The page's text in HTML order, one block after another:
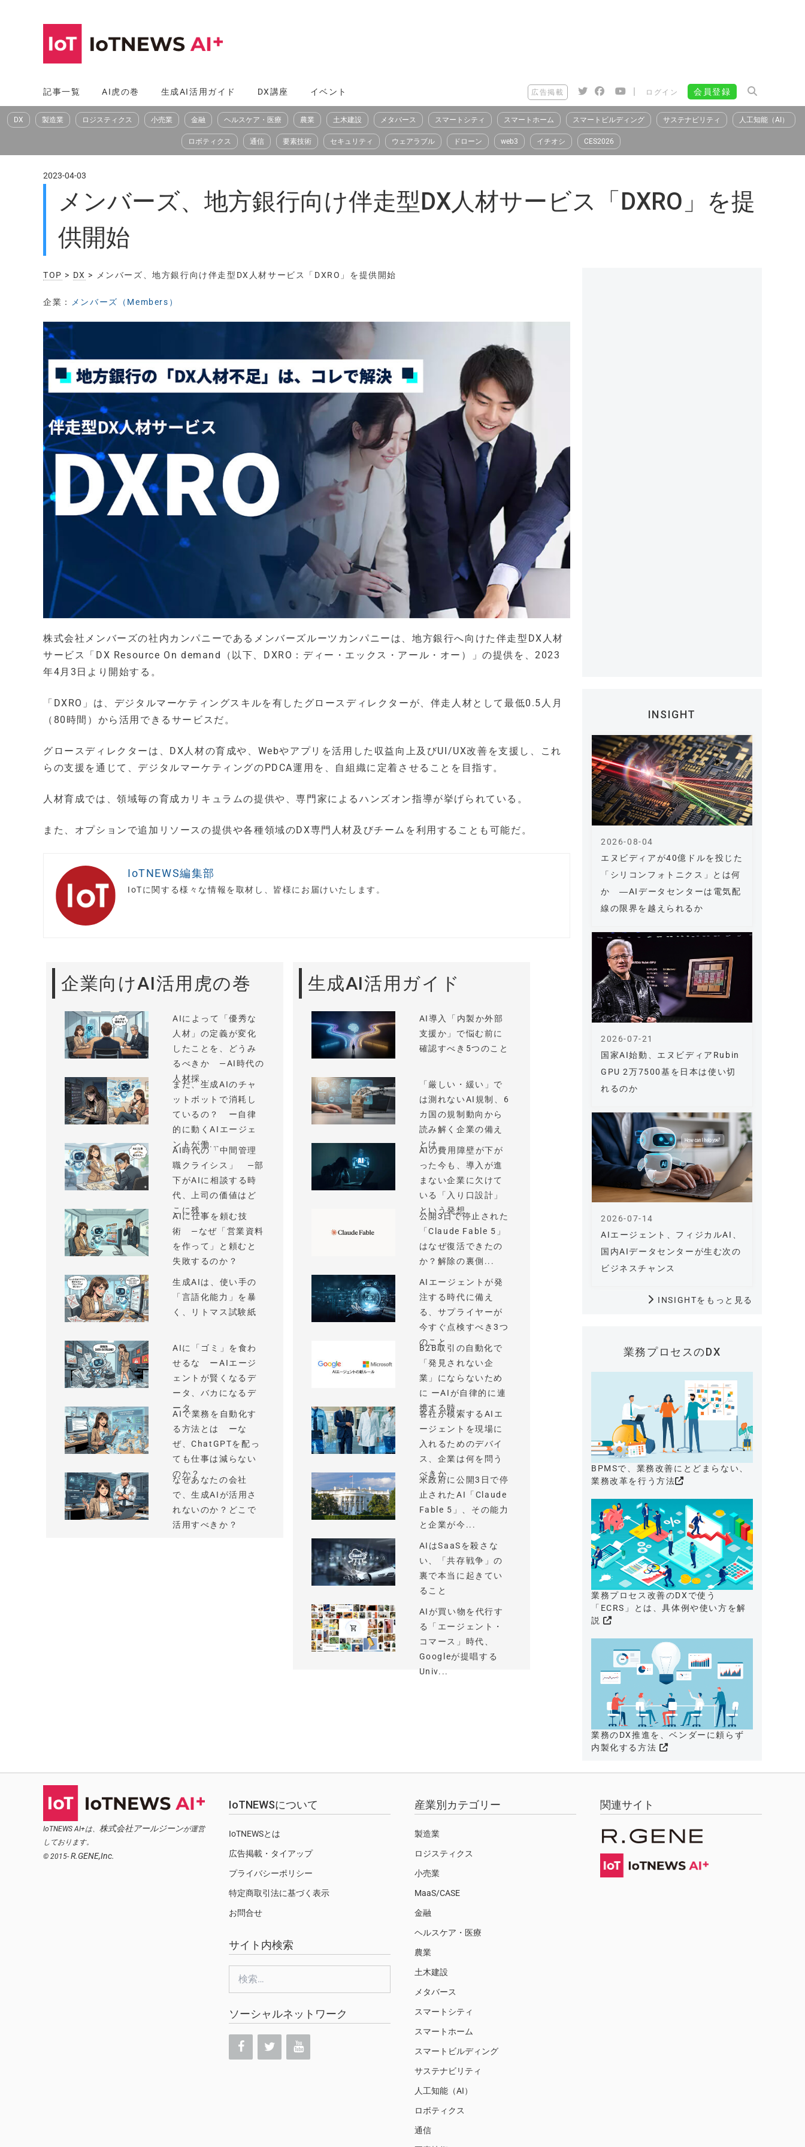
へ
ス
記事一覧 AI虎の巻 生成AI活用ガイド DX講座 イベント 広告掲載 | ログイン 会員登録
DX 製造業 ロジスティクス 小売業 金融 ヘルスケア・医療 農業 土木建設 メタバース スマートシティ スマートホーム スマートビルディング サステナビリティ 人工知能（AI）
ロボティクス 通信 要素技術 セキュリティ ウェアラブル ドローン web3 イチオシ CES2026
2023-04-03
メンバーズ、地方銀行向け伴走型DX人材サービス「DXRO」を提
供開始
TOP > DX > メンバーズ、地方銀行向け伴走型DX人材サービス「DXRO」を提供開始
企業： メンバーズ（Members）
株式会社メンバーズの社内カンパニーであるメンバーズルーツカンパニーは、地方銀行へ向けた伴走型DX人材
サービス「DX Resource On demand（以下、DXRO：ディー・エックス・アール・オー）」の提供を、2023
年4月3日より開始する。
「DXRO」は、デジタルマーケティングスキルを有したグロースディレクターが、伴走人材として最低0.5人月
（80時間）から活用できるサービスだ。
グロースディレクターは、DX人材の育成や、Webやアプリを活用した収益向上及びUI/UX改善を支援し、これ
らの支援を通じて、デジタルマーケティングのPDCA運用を、自組織に定着させることを目指す。
人材育成では、領域毎の育成カリキュラムの提供や、専門家によるハンズオン指導が挙げられている。
また、オプションで追加リソースの提供や各種領域のDX専門人材及びチームを利用することも可能だ。
IoTNEWS編集部
IoTに関する様々な情報を取材し、皆様にお届けいたします。
企業向けAI活用虎の巻
AIによって「優秀な
人材」の定義が変化
したことを、どうみ
るべきか —AI時代の
人材採...
まだ、生成AIのチャ
ットボットで消耗し
ているの？ ー自律
的に動くAIエージェ
ントが働...
AI時代の「中間管理
職クライシス」 —部
下がAIに相談する時
代、上司の価値はど
こに残...
AIに仕事を頼む技
術 —なぜ「営業資料
を作って」と頼むと
失敗するのか？
生成AIは、使い手の
「言語化能力」を暴
く、リトマス試験紙
AIに「ゴミ」を食わ
せるな ーAIエージ
ェントが賢くなるデ
ータ、バカになるデ
ータ
AIで業務を自動化す
る方法とは ーな
ぜ、ChatGPTを配っ
ても仕事は減らない
のか？
なぜあなたの会社
で、生成AIが活用さ
れないのか？どこで
活用すべきか？
生成AI活用ガイド
AI導入「内製か外部
支援か」で悩む前に
確認すべき5つのこと
「厳しい・緩い」で
は測れないAI規制、6
カ国の規制動向から
読み解く企業の備え
とは
AIの費用障壁が下が
った今も、導入が進
まない企業に欠けて
いる「入り口設計」
という発想
公開3日で停止された
「Claude Fable 5」
はなぜ復活できたの
か？解除の裏側...
AIエージェントが発
注する時代に備え
る、サプライヤーが
今すぐ点検すべき3つ
のこと
B2B取引の自動化で
「発見されない企
業」にならないため
に ーAIが自律的に連
携する時...
各社が模索するAIエ
ージェントを現場に
入れるためのデバイ
ス、企業は何を問う
べきか
米政府に公開3日で停
止されたAI「Claude
Fable 5」、その能力
と企業が今...
AIはSaaSを殺さな
い、「共存戦争」の
裏で本当に起きてい
ること
AIが買い物を代行す
る「エージェント・
コマース」時代、
Googleが提唱する
Univ...
INSIGHT
エヌビディアが40億ドルを投じた
「シリコンフォトニクス」とは何
か ―AIデータセンターは電気配
線の限界を越えられるか
2026-08-04
国家AI始動、エヌビディアRubin
GPU 2万7500基を日本は使い切
れるのか
2026-07-21
AIエージェント、フィジカルAI、
国内AIデータセンターが生む次の
ビジネスチャンス
2026-07-14
INSIGHTをもっと見る
業務プロセスのDX
BPMSで、業務改善にとどまらない、
業務改革を行う方法
業務プロセス改善のDXで使う
「ECRS」とは、具体例や使い方を解
説
業務のDX推進を、ベンダーに頼らず
内製化する方法
IoTNEWS AI+は、 株式会社アールジーンが運営
しております。
© 2015- R.GENE,Inc.
IoTNEWSについて
IoTNEWSとは
広告掲載・タイアップ
プライバシーポリシー
特定商取引法に基づく表示
お問合せ
サイト内検索
索:
ソーシャルネットワーク
産業別カテゴリー
製造業
ロジスティクス
小売業
MaaS/CASE
金融
ヘルスケア・医療
農業
土木建設
メタバース
スマートシティ
スマートホーム
スマートビルディング
サステナビリティ
人工知能（AI）
ロボティクス
通信
関連サイト